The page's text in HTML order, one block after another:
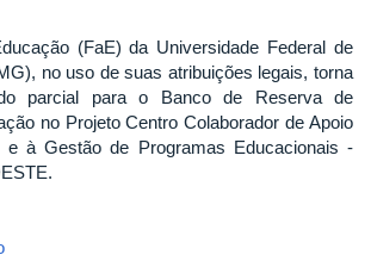
(FaE) da Universidade Federal de
no uso de suas atribuições legais, torna
parcial para o Banco de Reserva de
no Projeto Centro Colaborador de Apoio
e à Gestão de Programas Educacionais -